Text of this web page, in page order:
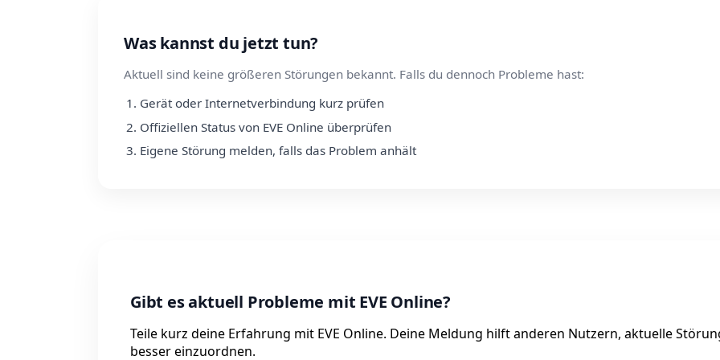
Was kannst du jetzt tun?
Aktuell sind keine größeren Störungen bekannt. Falls du dennoch Probleme hast:
Gerät oder Internetverbindung kurz prüfen
Offiziellen Status von EVE Online überprüfen
Eigene Störung melden, falls das Problem anhält
Gibt es aktuell Probleme mit EVE Online?
Teile kurz deine Erfahrung mit EVE Online. Deine Meldung hilft anderen Nutzern, aktuelle
besser einzuordnen.